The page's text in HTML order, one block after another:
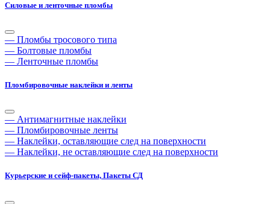
Силовые и ленточные пломбы
— Пломбы тросового типа
— Болтовые пломбы
— Ленточные пломбы
Пломбировочные наклейки и ленты
— Антимагнитные наклейки
— Пломбировочные ленты
— Наклейки, оставляющие след на поверхности
— Наклейки, не оставляющие след на поверхности
Курьерские и сейф-пакеты, Пакеты СД